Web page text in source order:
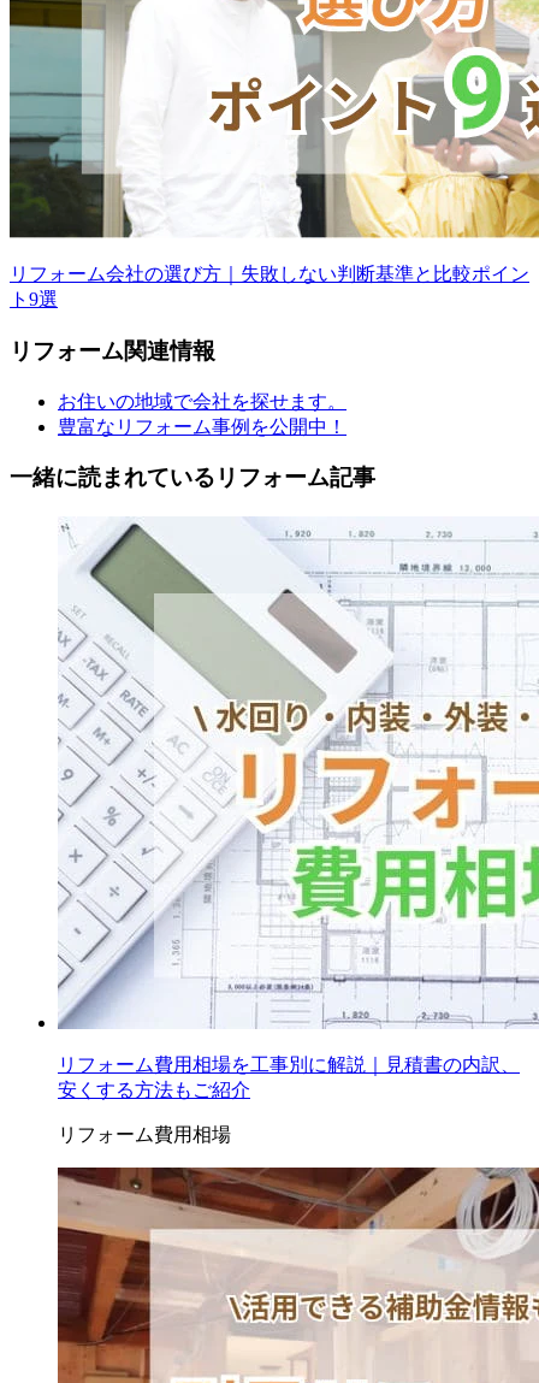
リフォーム会社の選び方｜失敗しない判断基準と比較ポイン
ト9選
リフォーム関連情報
お住いの地域で会社を探せます。
豊富なリフォーム事例を公開中！
一緒に読まれている リフォーム記事
リフォーム費用相場を工事別に解説｜見積書の内訳、
安くする方法もご紹介
リフォーム費用相場